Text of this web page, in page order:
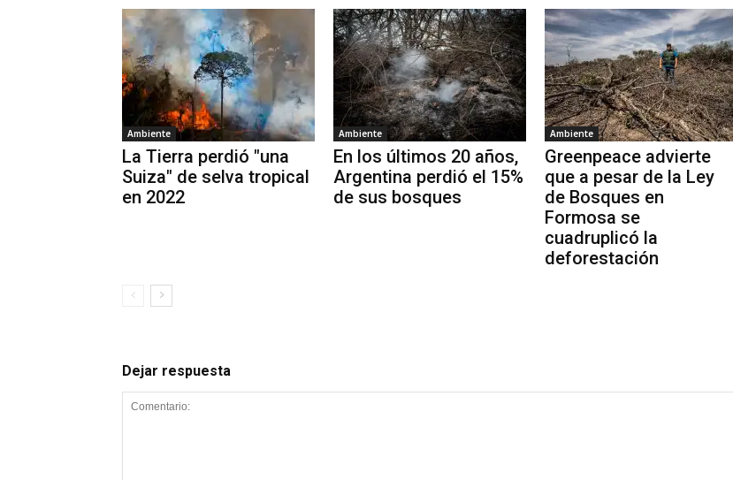
Ambiente
La Tierra perdió "una
Suiza" de selva tropical
en 2022
Ambiente
En los últimos 20 años,
Argentina perdió el 15%
de sus bosques
Ambiente
Greenpeace advierte
que a pesar de la Ley
de Bosques en
Formosa se
cuadruplicó la
deforestación
Dejar respuesta